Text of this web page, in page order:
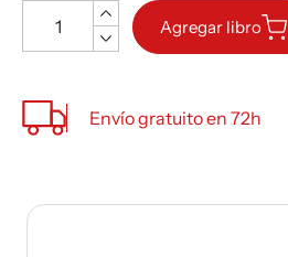
Agregar libro
Envío gratuito en 72h